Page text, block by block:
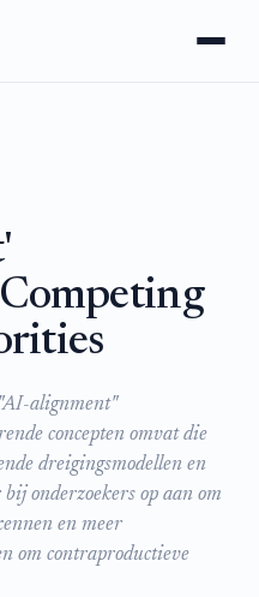
alignment"
concepten omvat die
dreigingsmodellen en
onderzoekers op aan om
en meer
om contraproductieve